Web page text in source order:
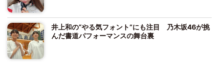
井上和の“やる気フォント”にも注目 乃木坂46が挑
んだ書道パフォーマンスの舞台裏